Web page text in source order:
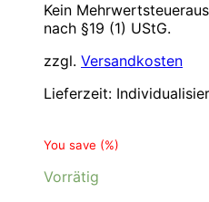
Kein
nach §19 (1) UStG.
zzgl. Versandkosten
Lieferzeit:
You save (%)
Vorrätig